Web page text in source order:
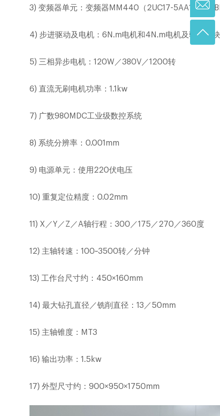
3) 变频器单元：变频器 MM440 （2UC17-5AA1 ），
4) 步进驱动及电机： 6N.m电机和4N.m电机及驱动模块
5) 三相异步电机： 120W ／380V ／1200转
6) 直流无刷电机功率： 1.1kw
7) 广数980MDC 工业级数控系统
8) 系统分辨率： 0.001mm
9) 电源单元：使用 220伏电压
10) 重复定位精度： 0.02mm
11) X ／Y ／Z ／A轴行程： 300 ／175 ／270 ／360度
12) 主轴转速： 100~3500转／分钟
13) 工作台尺寸约： 450×160mm
14) 最大钻孔直径／铣削直径： 13 ／50mm
15) 主轴锥度： MT3
16) 输出功率： 1.5kw
17) 外型尺寸约： 900×950×1750mm